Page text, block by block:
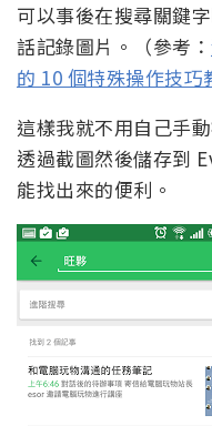
可以事後在搜尋關鍵
話記錄圖片。（參考：
的 10 個特殊操作技巧
這樣我就不用自己手
透過截圖然後儲存到
能找出來的便利。